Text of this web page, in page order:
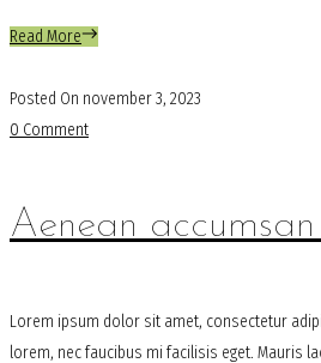
Read More
Posted On november 3, 2023
0 Comment
Aenean
Lorem ipsum dolor sit amet, consectetur
lorem, nec faucibus mi facilisis eget. Mauris